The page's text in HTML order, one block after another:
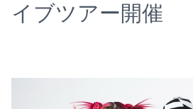
イブツアー開催